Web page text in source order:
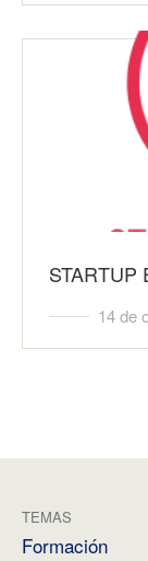
STARTUP
14 de
TEMAS
Formación